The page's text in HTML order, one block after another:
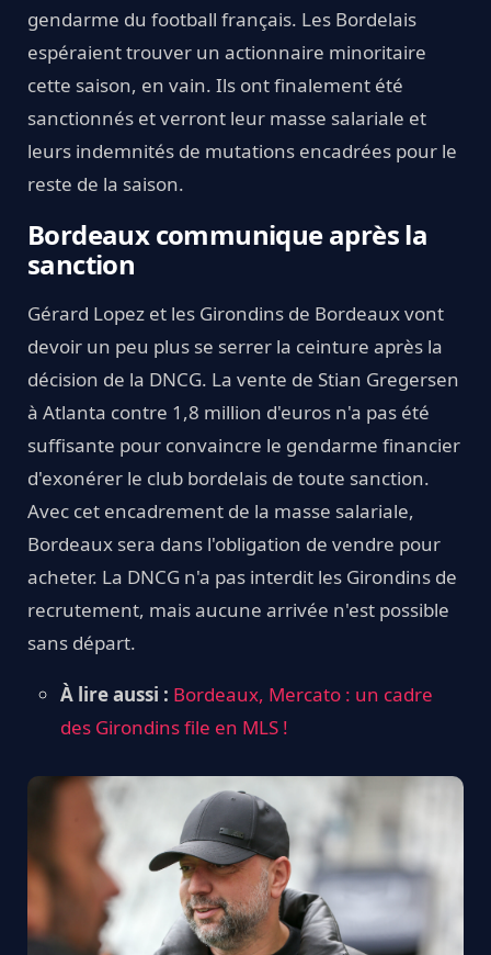
gendarme du football français. Les Bordelais
espéraient trouver un actionnaire minoritaire
cette saison, en vain. Ils ont finalement été
sanctionnés et verront leur masse salariale et
leurs indemnités de mutations encadrées pour le
reste de la saison.
Bordeaux communique après la
sanction
Gérard Lopez et les Girondins de Bordeaux vont
devoir un peu plus se serrer la ceinture après la
décision de la DNCG. La vente de Stian Gregersen
à Atlanta contre 1,8 million d'euros n'a pas été
suffisante pour convaincre le gendarme financier
d'exonérer le club bordelais de toute sanction.
Avec cet encadrement de la masse salariale,
Bordeaux sera dans l'obligation de vendre pour
acheter. La DNCG n'a pas interdit les Girondins de
recrutement, mais aucune arrivée n'est possible
sans départ.
À lire aussi : Bordeaux, Mercato : un cadre
des Girondins file en MLS !